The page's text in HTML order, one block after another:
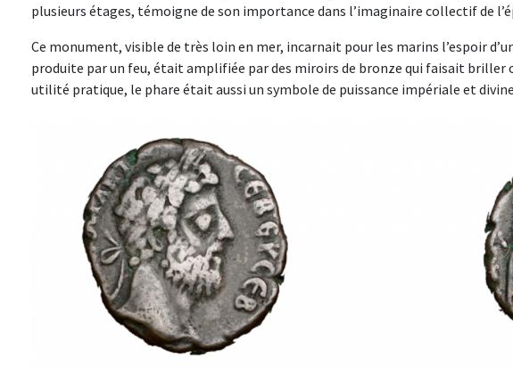
plusieurs étages, témoigne de son importance dans l’imaginaire collectif de
Ce monument, visible de très loin en mer, incarnait pour les marins l’espoir
produite par un feu, était amplifiée par des miroirs de bronze qui faisait briller
utilité pratique, le phare était aussi un symbole de puissance impériale et